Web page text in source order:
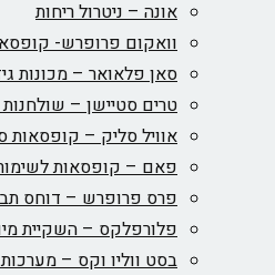
אונה – ניטרול ריחות
וואקום פרופרש-
סאן פלאואר – מכונות
טרים סטיישן – שולחנות
אוויל סליק – קופסאות
פאם – קופסאות
פרס פרופרש – דוחס
פלורפלקס – השקיית
בסט ווליו וקס – מערכות